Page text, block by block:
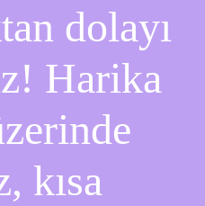
dolayı
Harika
kısa